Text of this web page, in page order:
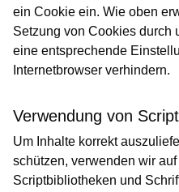
ein Cookie ein. Wie oben
Setzung von Cookies durch
eine entsprechende
Internetbrowser verhindern.
Verwendung von
Um Inhalte korrekt
schützen, verwenden wir
Scriptbibliotheken und